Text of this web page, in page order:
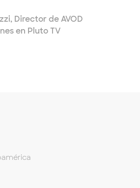
Director de AVOD
en Pluto TV